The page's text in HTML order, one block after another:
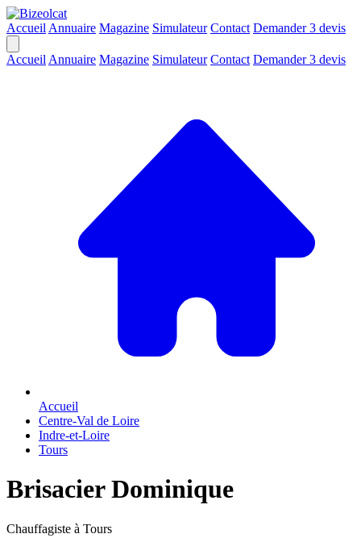
Accueil Annuaire Magazine Simulateur Contact Demander 3 devis
Accueil Annuaire Magazine Simulateur Contact Demander 3 devis
Accueil
Centre-Val de Loire
Indre-et-Loire
Tours
Brisacier Dominique
Chauffagiste à Tours